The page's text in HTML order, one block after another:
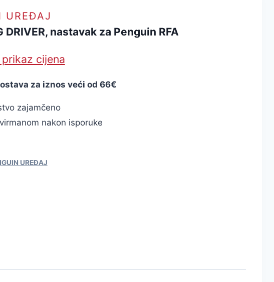
UREĐAJ
DRIVER, nastavak za Penguin RFA
cijena
za iznos veći od 66€
zajamčeno
nakon isporuke
UREĐAJ